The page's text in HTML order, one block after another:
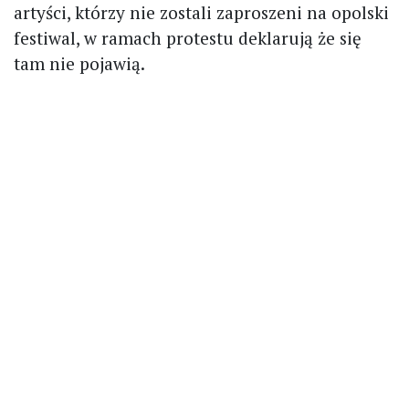
artyści, którzy nie zostali zaproszeni na opolski
festiwal, w ramach protestu deklarują że się
tam nie pojawią.